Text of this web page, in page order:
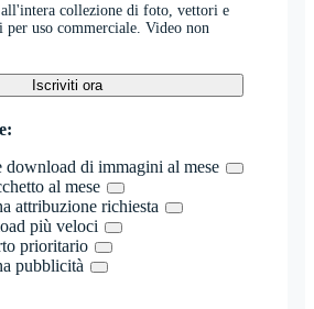
all'intera collezione di foto, vettori e
per uso commerciale. Video non
Iscriviti ora
download di immagini al mese
al mese
attribuzione richiesta
più veloci
prioritario
pubblicità